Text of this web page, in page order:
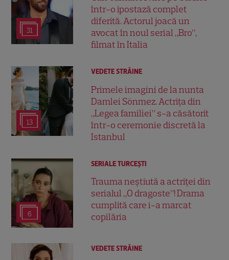
31
într-o ipostază complet
diferită. Actorul joacă un
avocat în noul serial „Bro”,
filmat în Italia
13
VEDETE STRĂINE
Primele imagini de la nunta
Damlei Sönmez. Actrița din
„Legea familiei” s-a căsătorit
într-o ceremonie discretă la
Istanbul
6
SERIALE TURCEŞTI
Trauma neștiută a actriței din
serialul „O dragoste”! Drama
cumplită care i-a marcat
copilăria
VEDETE STRĂINE